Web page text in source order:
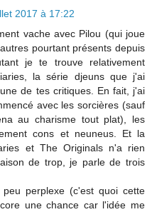
2017 à 17:22
vache avec Pilou (qui joue
pourtant présents depuis
je te trouve relativement
la série djeuns que j'ai
de tes critiques. En fait, j'ai
avec les sorcières (sauf
au charisme tout plat), les
cons et neuneus. Et la
et The Originals n'a rien
de trop, je parle de trois
perplexe (c'est quoi cette
une chance car l'idée me